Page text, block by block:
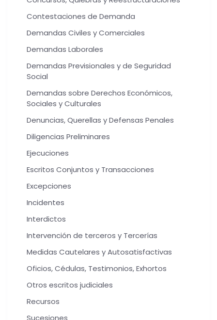
Contestaciones de Demanda
Demandas Civiles y Comerciales
Demandas Laborales
Demandas Previsionales y de Seguridad
Social
Demandas sobre Derechos Económicos,
Sociales y Culturales
Denuncias, Querellas y Defensas Penales
Diligencias Preliminares
Ejecuciones
Escritos Conjuntos y Transacciones
Excepciones
Incidentes
Interdictos
Intervención de terceros y Tercerías
Medidas Cautelares y Autosatisfactivas
Oficios, Cédulas, Testimonios, Exhortos
Otros escritos judiciales
Recursos
Sucesiones